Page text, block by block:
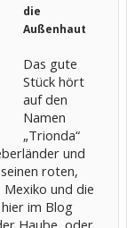
die
Außenhaut
Das gute
Stück hört
auf den
Namen
„Trionda“
und
roten,
und die
im Blog
Haube, oder